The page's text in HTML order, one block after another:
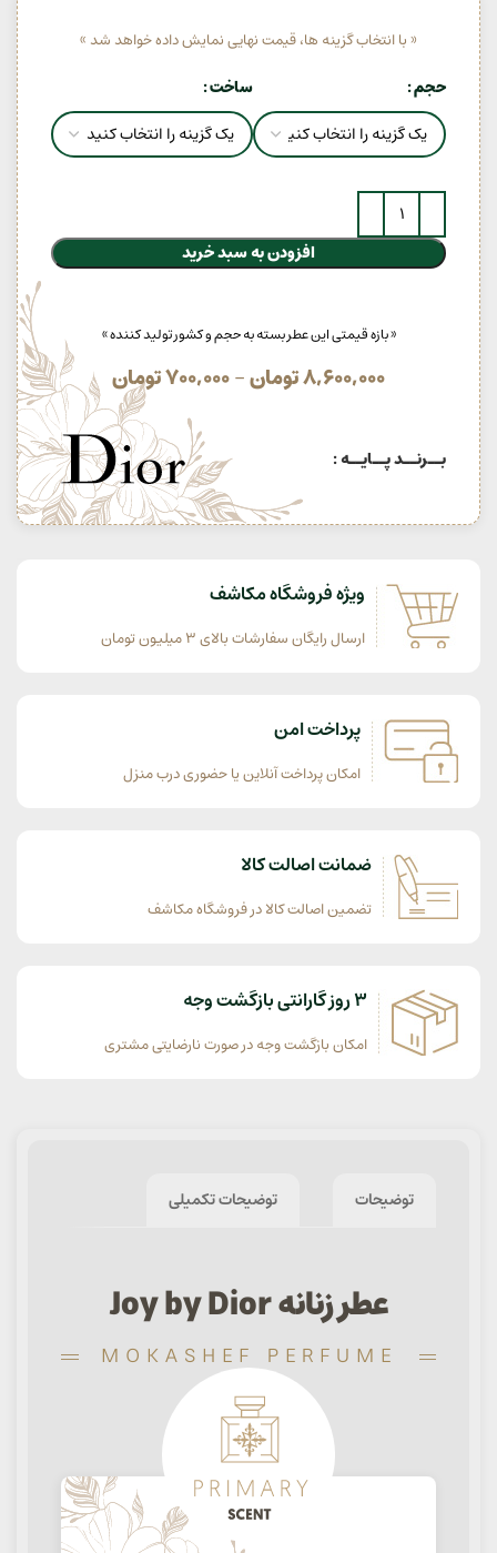
« با انتخاب گزینه ها، قیمت نهایی نمایش داده خواهد شد »
حجم ساخت
افزودن به سبد خرید
« بازه قیمتی این عطر بسته به حجم و کشور تولید کننده »
8,600,000تومان–
700,000تومان
بــرنــد پــایــه :
ویژه فروشگاه مکاشف
ارسال رایگان سفارشات بالای 3 میلیون تومان
پرداخت امن
امکان پرداخت آنلاین یا حضوری درب منزل
ضمانت اصالت کالا
تضمین اصالت کالا در فروشگاه مکاشف
3 روز گارانتی بازگشت وجه
امکان بازگشت وجه در صورت نارضایتی مشتری
توضیحات توضیحات تکمیلی
عطر زنانه Joy by Dior
MOKASHEF PERFUME